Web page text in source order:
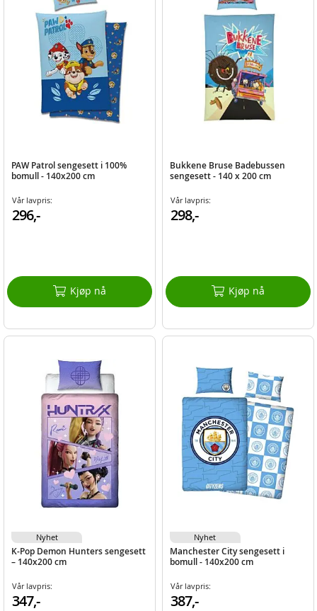
PAW Patrol sengesett i 100%
bomull - 140x200 cm
Vår lavpris:
296,-
Kjøp nå
Bukkene Bruse Badebussen
sengesett - 140 x 200 cm
Vår lavpris:
298,-
Kjøp nå
K-Pop Demon Hunters sengesett
– 140x200 cm
Vår lavpris:
347,-
Nyhet
Manchester City sengesett i
bomull - 140x200 cm
Vår lavpris:
387,-
Nyhet